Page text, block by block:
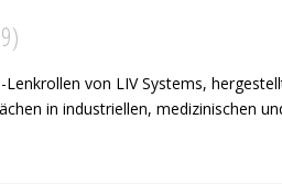
von LIV Systems,
in industriellen, medizinischen